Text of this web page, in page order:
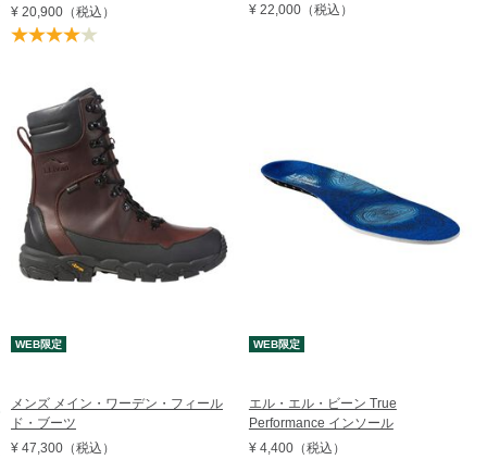
¥ 20,900 （税込）
¥ 22,000（税込）
WEB限定
メンズ メイン・ワーデン・フィール
ド・ブーツ
¥ 47,300 （税込）
WEB限定
エル・エル・ビーン True
Performance インソール
¥ 4,400（税込）